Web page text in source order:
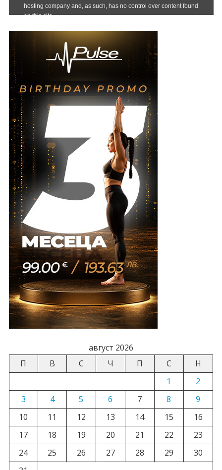
август 2026
П
В С Ч П С
Н
1
2
3
4 5 6 7 8
9
10
11 12 13 14 15
16
17
18 19 20 21 22
23
24
25 26 27 28 29
30